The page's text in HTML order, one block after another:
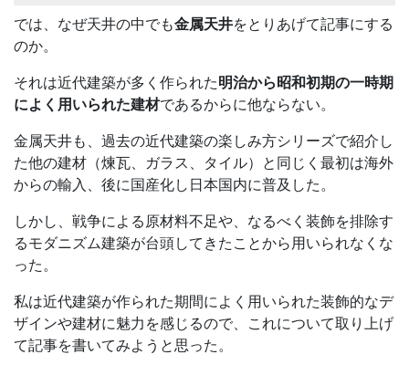
では、なぜ天井の中でも金属天井をとりあげて記事にする
のか。
それは近代建築が多く作られた明治から昭和初期の一時期
によく用いられた建材であるからに他ならない。
金属天井も、過去の近代建築の楽しみ方シリーズで紹介し
た他の建材（煉瓦、ガラス、タイル）と同じく最初は海外
からの輸入、後に国産化し日本国内に普及した。
しかし、戦争による原材料不足や、なるべく装飾を排除す
るモダニズム建築が台頭してきたことから用いられなくな
った。
私は近代建築が作られた期間によく用いられた装飾的なデ
ザインや建材に魅力を感じるので、これについて取り上げ
て記事を書いてみようと思った。